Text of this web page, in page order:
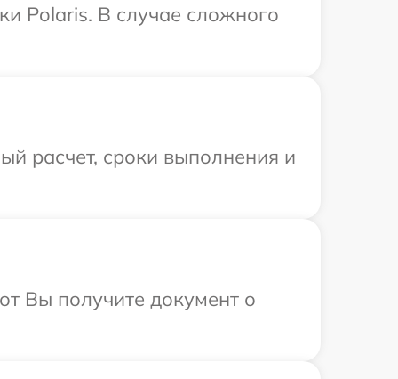
Polaris. В случае сложного
расчет, сроки выполнения и
Вы получите документ о